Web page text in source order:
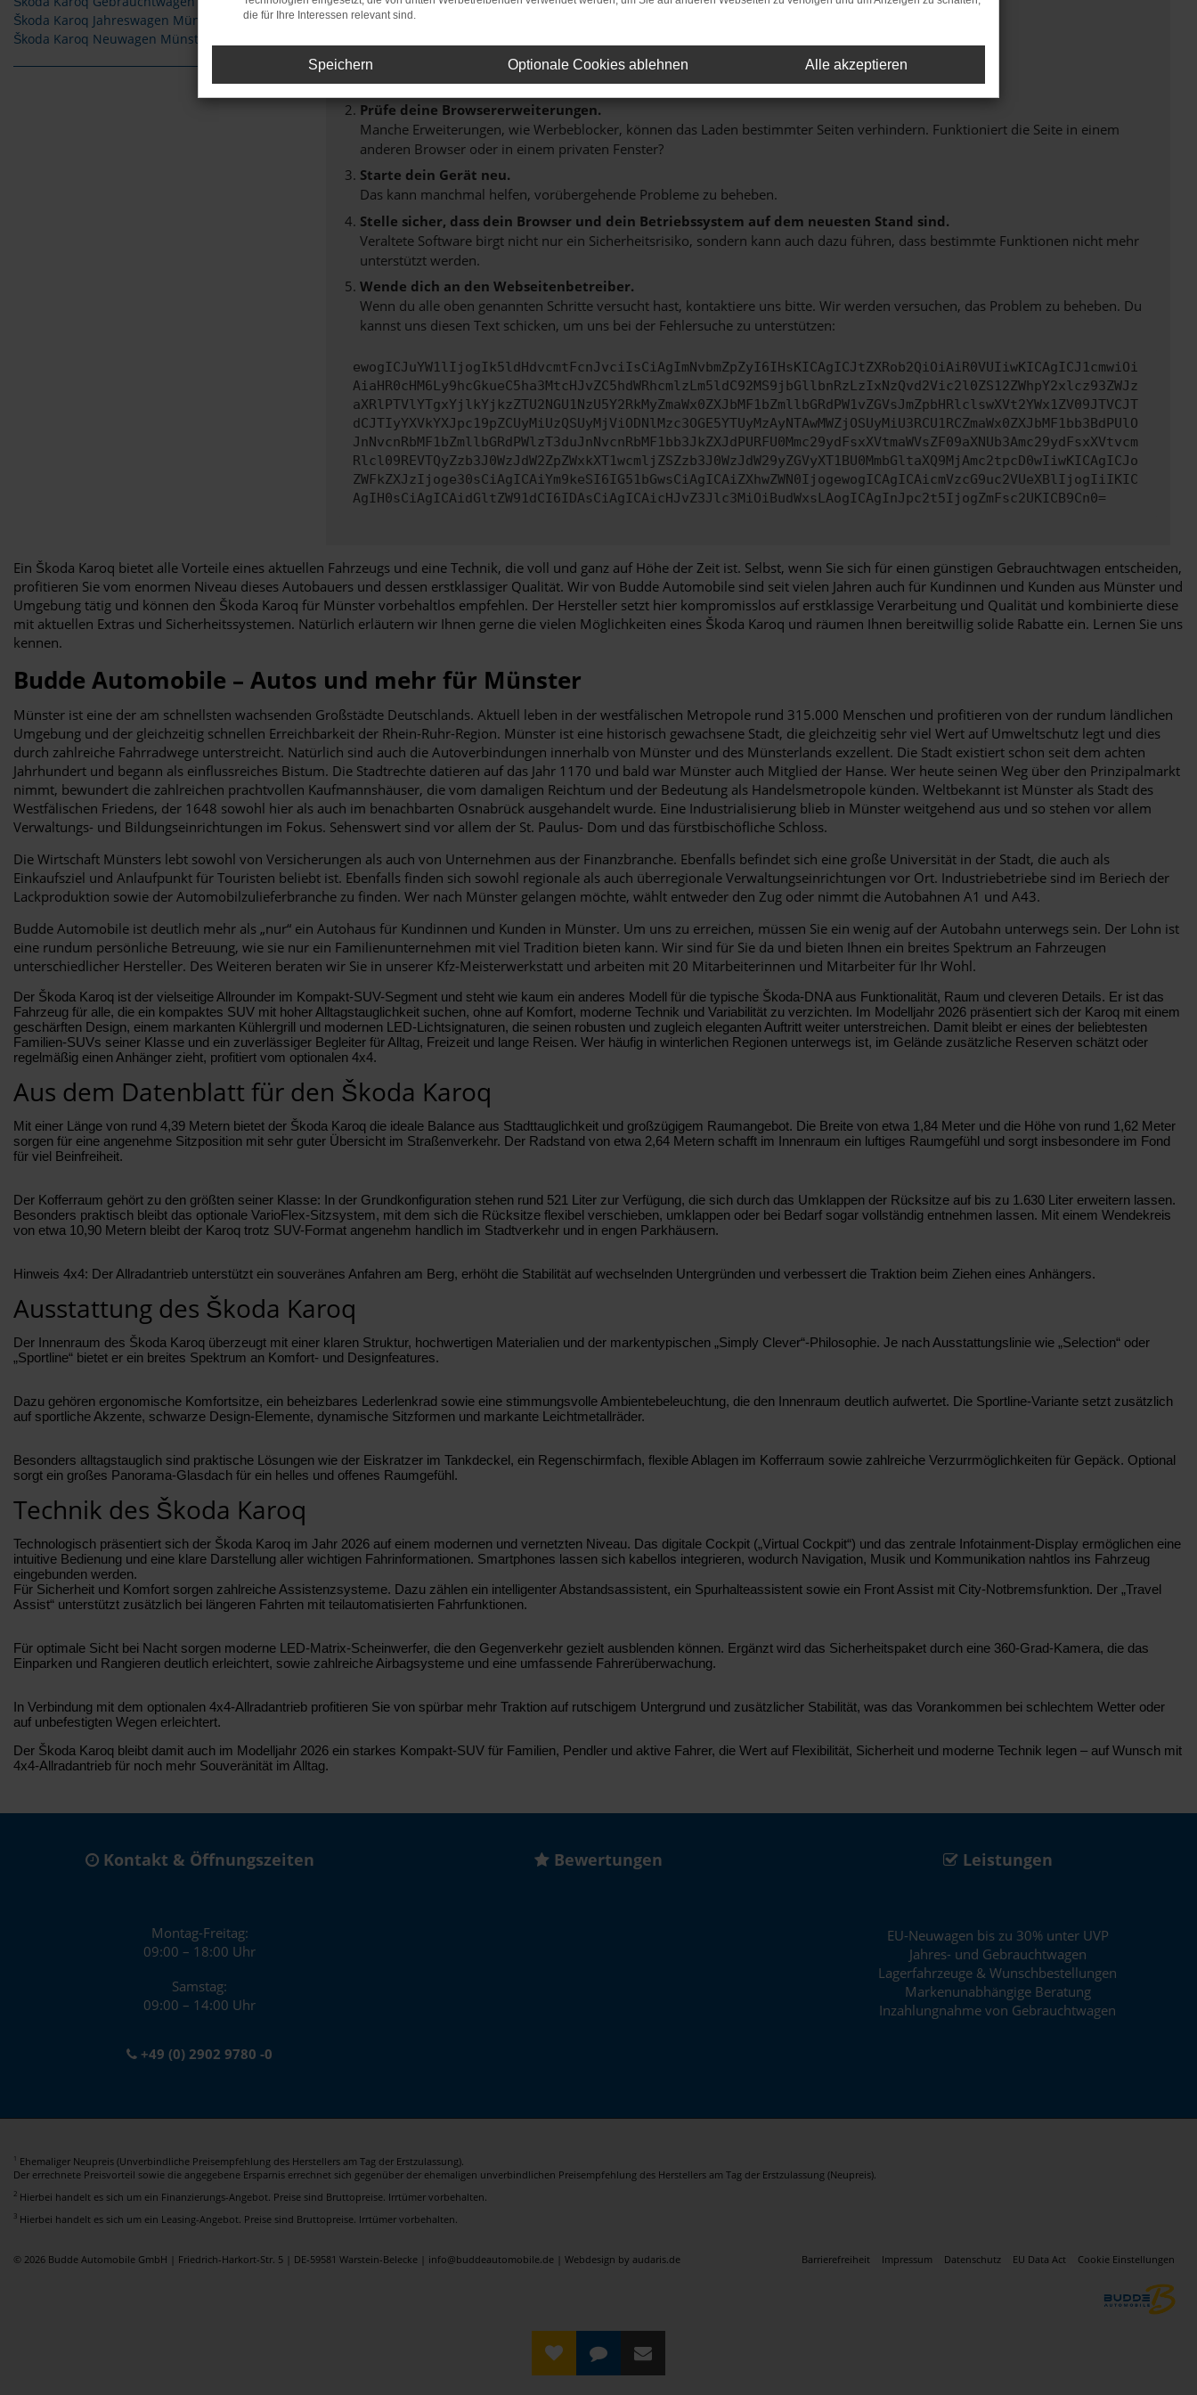
Škoda Karoq Jahreswagen Münster
Škoda Karoq Neuwagen Münster
Beim Laden ist ein Fehler aufgetreten.
Überprüfe deine Firewall und deine Internetverbindung.
Laden andere Webseiten, zum Beispiel deine Suchmaschine?
Prüfe deine Browsererweiterungen.
Manche Erweiterungen, wie Werbeblocker, können das Laden bestimmter Seiten verhindern. Funktioniert die Seite in einem
anderen Browser oder in einem privaten Fenster?
Starte dein Gerät neu.
Das kann manchmal helfen, vorübergehende Probleme zu beheben.
Stelle sicher, dass dein Browser und dein Betriebssystem auf dem neuesten Stand sind.
Veraltete Software birgt nicht nur ein Sicherheitsrisiko, sondern kann auch dazu führen, dass bestimmte Funktionen nicht mehr
unterstützt werden.
Wende dich an den Webseitenbetreiber.
Wenn du alle oben genannten Schritte versucht hast, kontaktiere uns bitte. Wir werden versuchen, das Problem zu beheben. Du
kannst uns diesen Text schicken, um uns bei der Fehlersuche zu unterstützen:
ewogICJuYW1lIjogIk5ldHdvcmtFcnJvciIsCiAgImNvbmZpZyI6IHsKICAgICJtZXRob2QiOiAiR0VUIiwKICAgICJ1cmwiOi
AiaHR0cHM6Ly9hcGkueC5ha3MtcHJvZC5hdWRhcmlzLm5ldC92MS9jbGllbnRzLzIxNzQvd2Vic2l0ZS12ZWhpY2xlcz93ZWJz
aXRlPTVlYTgxYjlkYjkzZTU2NGU1NzU5Y2RkMyZmaWx0ZXJbMF1bZmllbGRdPW1vZGVsJmZpbHRlclswXVt2YWx1ZV09JTVCJT
dCJTIyYXVkYXJpc19pZCUyMiUzQSUyMjViODNlMzc3OGE5YTUyMzAyNTAwMWZjOSUyMiU3RCU1RCZmaWx0ZXJbMF1bb3BdPUlO
JnNvcnRbMF1bZmllbGRdPWlzT3duJnNvcnRbMF1bb3JkZXJdPURFU0Mmc29ydFsxXVtmaWVsZF09aXNUb3Amc29ydFsxXVtvcm
Rlcl09REVTQyZzb3J0WzJdW2ZpZWxkXT1wcmljZSZzb3J0WzJdW29yZGVyXT1BU0MmbGltaXQ9MjAmc2tpcD0wIiwKICAgICJo
ZWFkZXJzIjoge30sCiAgICAiYm9keSI6IG51bGwsCiAgICAiZXhwZWN0IjogewogICAgICAicmVzcG9uc2VUeXBlIjogIiIKIC
AgIH0sCiAgICAidGltZW91dCI6IDAsCiAgICAicHJvZ3Jlc3MiOiBudWxsLAogICAgInJpc2t5IjogZmFsc2UKICB9Cn0=
Ein Škoda Karoq bietet alle Vorteile eines aktuellen Fahrzeugs und eine Technik, die voll und ganz auf Höhe der Zeit ist. Selbst, wenn Sie sich für einen günstigen Gebrauchtwagen entscheiden,
profitieren Sie vom enormen Niveau dieses Autobauers und dessen erstklassiger Qualität. Wir von Budde Automobile sind seit vielen Jahren auch für Kundinnen und Kunden aus Münster und
Umgebung tätig und können den Škoda Karoq für Münster vorbehaltlos empfehlen. Der Hersteller setzt hier kompromisslos auf erstklassige Verarbeitung und Qualität und kombinierte diese
mit aktuellen Extras und Sicherheitssystemen. Natürlich erläutern wir Ihnen gerne die vielen Möglichkeiten eines Škoda Karoq und räumen Ihnen bereitwillig solide Rabatte ein. Lernen Sie uns
kennen.
Budde Automobile – Autos und mehr für Münster
Münster ist eine der am schnellsten wachsenden Großstädte Deutschlands. Aktuell leben in der westfälischen Metropole rund 315.000 Menschen und profitieren von der rundum ländlichen
Umgebung und der gleichzeitig schnellen Erreichbarkeit der Rhein-Ruhr-Region. Münster ist eine historisch gewachsene Stadt, die gleichzeitig sehr viel Wert auf Umweltschutz legt und dies
durch zahlreiche Fahrradwege unterstreicht. Natürlich sind auch die Autoverbindungen innerhalb von Münster und des Münsterlands exzellent. Die Stadt existiert schon seit dem achten
Jahrhundert und begann als einflussreiches Bistum. Die Stadtrechte datieren auf das Jahr 1170 und bald war Münster auch Mitglied der Hanse. Wer heute seinen Weg über den Prinzipalmarkt
nimmt, bewundert die zahlreichen prachtvollen Kaufmannshäuser, die vom damaligen Reichtum und der Bedeutung als Handelsmetropole künden. Weltbekannt ist Münster als Stadt des
Westfälischen Friedens, der 1648 sowohl hier als auch im benachbarten Osnabrück ausgehandelt wurde. Eine Industrialisierung blieb in Münster weitgehend aus und so stehen vor allem
Verwaltungs- und Bildungseinrichtungen im Fokus. Sehenswert sind vor allem der St. Paulus- Dom und das fürstbischöfliche Schloss.
Die Wirtschaft Münsters lebt sowohl von Versicherungen als auch von Unternehmen aus der Finanzbranche. Ebenfalls befindet sich eine große Universität in der Stadt, die auch als
Einkaufsziel und Anlaufpunkt für Touristen beliebt ist. Ebenfalls finden sich sowohl regionale als auch überregionale Verwaltungseinrichtungen vor Ort. Industriebetriebe sind im Beriech der
Lackproduktion sowie der Automobilzulieferbranche zu finden. Wer nach Münster gelangen möchte, wählt entweder den Zug oder nimmt die Autobahnen A1 und A43.
Budde Automobile ist deutlich mehr als „nur“ ein Autohaus für Kundinnen und Kunden in Münster. Um uns zu erreichen, müssen Sie ein wenig auf der Autobahn unterwegs sein. Der Lohn ist
eine rundum persönliche Betreuung, wie sie nur ein Familienunternehmen mit viel Tradition bieten kann. Wir sind für Sie da und bieten Ihnen ein breites Spektrum an Fahrzeugen
unterschiedlicher Hersteller. Des Weiteren beraten wir Sie in unserer Kfz-Meisterwerkstatt und arbeiten mit 20 Mitarbeiterinnen und Mitarbeiter für Ihr Wohl.
Der Škoda Karoq ist der vielseitige Allrounder im Kompakt-SUV-Segment und steht wie kaum ein anderes Modell für die typische Škoda-DNA aus Funktionalität, Raum und cleveren Details. Er ist das
Fahrzeug für alle, die ein kompaktes SUV mit hoher Alltagstauglichkeit suchen, ohne auf Komfort, moderne Technik und Variabilität zu verzichten. Im Modelljahr 2026 präsentiert sich der Karoq mit einem
geschärften Design, einem markanten Kühlergrill und modernen LED-Lichtsignaturen, die seinen robusten und zugleich eleganten Auftritt weiter unterstreichen. Damit bleibt er eines der beliebtesten
Familien-SUVs seiner Klasse und ein zuverlässiger Begleiter für Alltag, Freizeit und lange Reisen. Wer häufig in winterlichen Regionen unterwegs ist, im Gelände zusätzliche Reserven schätzt oder
regelmäßig einen Anhänger zieht, profitiert vom optionalen 4x4.
Aus dem Datenblatt für den Škoda Karoq
Mit einer Länge von rund 4,39 Metern bietet der Škoda Karoq die ideale Balance aus Stadttauglichkeit und großzügigem Raumangebot. Die Breite von etwa 1,84 Meter und die Höhe von rund 1,62 Meter
sorgen für eine angenehme Sitzposition mit sehr guter Übersicht im Straßenverkehr. Der Radstand von etwa 2,64 Metern schafft im Innenraum ein luftiges Raumgefühl und sorgt insbesondere im Fond
für viel Beinfreiheit.
Der Kofferraum gehört zu den größten seiner Klasse: In der Grundkonfiguration stehen rund 521 Liter zur Verfügung, die sich durch das Umklappen der Rücksitze auf bis zu 1.630 Liter erweitern lassen.
Besonders praktisch bleibt das optionale VarioFlex-Sitzsystem, mit dem sich die Rücksitze flexibel verschieben, umklappen oder bei Bedarf sogar vollständig entnehmen lassen. Mit einem Wendekreis
von etwa 10,90 Metern bleibt der Karoq trotz SUV-Format angenehm handlich im Stadtverkehr und in engen Parkhäusern.
Hinweis 4x4: Der Allradantrieb unterstützt ein souveränes Anfahren am Berg, erhöht die Stabilität auf wechselnden Untergründen und verbessert die Traktion beim Ziehen eines Anhängers.
Ausstattung des Škoda Karoq
Der Innenraum des Škoda Karoq überzeugt mit einer klaren Struktur, hochwertigen Materialien und der markentypischen „Simply Clever“-Philosophie. Je nach Ausstattungslinie wie „Selection“ oder
„Sportline“ bietet er ein breites Spektrum an Komfort- und Designfeatures.
Dazu gehören ergonomische Komfortsitze, ein beheizbares Lederlenkrad sowie eine stimmungsvolle Ambientebeleuchtung, die den Innenraum deutlich aufwertet. Die Sportline-Variante setzt zusätzlich
auf sportliche Akzente, schwarze Design-Elemente, dynamische Sitzformen und markante Leichtmetallräder.
Besonders alltagstauglich sind praktische Lösungen wie der Eiskratzer im Tankdeckel, ein Regenschirmfach, flexible Ablagen im Kofferraum sowie zahlreiche Verzurrmöglichkeiten für Gepäck. Optional
sorgt ein großes Panorama-Glasdach für ein helles und offenes Raumgefühl.
Technik des Škoda Karoq
Technologisch präsentiert sich der Škoda Karoq im Jahr 2026 auf einem modernen und vernetzten Niveau. Das digitale Cockpit („Virtual Cockpit“) und das zentrale Infotainment-Display ermöglichen eine
intuitive Bedienung und eine klare Darstellung aller wichtigen Fahrinformationen. Smartphones lassen sich kabellos integrieren, wodurch Navigation, Musik und Kommunikation nahtlos ins Fahrzeug
eingebunden werden.
Für Sicherheit und Komfort sorgen zahlreiche Assistenzsysteme. Dazu zählen ein intelligenter Abstandsassistent, ein Spurhalteassistent sowie ein Front Assist mit City-Notbremsfunktion. Der „Travel
Assist“ unterstützt zusätzlich bei längeren Fahrten mit teilautomatisierten Fahrfunktionen.
Für optimale Sicht bei Nacht sorgen moderne LED-Matrix-Scheinwerfer, die den Gegenverkehr gezielt ausblenden können. Ergänzt wird das Sicherheitspaket durch eine 360-Grad-Kamera, die das
Einparken und Rangieren deutlich erleichtert, sowie zahlreiche Airbagsysteme und eine umfassende Fahrerüberwachung.
In Verbindung mit dem optionalen 4x4-Allradantrieb profitieren Sie von spürbar mehr Traktion auf rutschigem Untergrund und zusätzlicher Stabilität, was das Vorankommen bei schlechtem Wetter oder
auf unbefestigten Wegen erleichtert.
Der Škoda Karoq bleibt damit auch im Modelljahr 2026 ein starkes Kompakt-SUV für Familien, Pendler und aktive Fahrer, die Wert auf Flexibilität, Sicherheit und moderne Technik legen – auf Wunsch mit
4x4-Allradantrieb für noch mehr Souveränität im Alltag.
Kontakt & Öffnungszeiten
Montag-Freitag:
09:00 – 18:00 Uhr
Samstag:
09:00 – 14:00 Uhr
+49 (0) 2902 9780 -0
Bewertungen Leistungen
EU-Neuwagen bis zu 30% unter UVP
Jahres- und Gebrauchtwagen
Lagerfahrzeuge & Wunschbestellungen
Markenunabhängige Beratung
Inzahlungnahme von Gebrauchtwagen
1
Ehemaliger Neupreis (Unverbindliche Preisempfehlung des Herstellers am Tag der Erstzulassung).
Der errechnete Preisvorteil sowie die angegebene Ersparnis errechnet sich gegenüber der ehemaligen unverbindlichen Preisempfehlung des Herstellers am Tag der Erstzulassung (Neupreis).
2 Hierbei handelt es sich um ein Finanzierungs-Angebot. Preise sind Bruttopreise. Irrtümer vorbehalten.
3 Hierbei handelt es sich um ein Leasing-Angebot. Preise sind Bruttopreise. Irrtümer vorbehalten.
Barrierefreiheit Impressum Datenschutz EU Data Act Cookie Einstellungen
© 2026 Budde Automobile GmbH | Friedrich-Harkort-Str. 5 | DE-59581 Warstein-Belecke | info@buddeautomobile.de | Webdesign by audaris.de
die für Ihre Interessen relevant sind.
Speichern Optionale Cookies ablehnen Alle akzeptieren